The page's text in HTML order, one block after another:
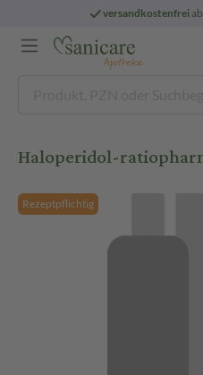
versandkostenfrei
Haloperidol-
Rezeptpflichtig